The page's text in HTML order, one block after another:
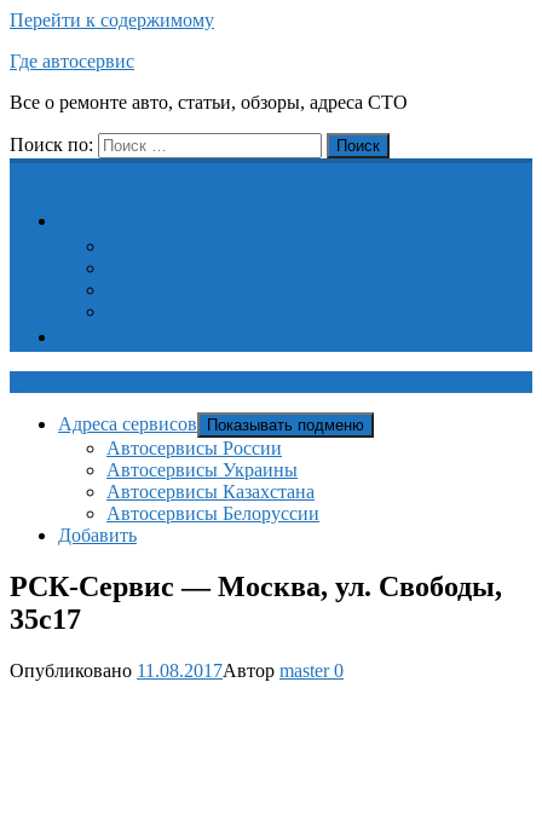
Перейти к содержимому
Где автосервис
Все о ремонте авто, статьи, обзоры, адреса СТО
Поиск по: Поиск
Адреса сервисов Показывать подменю
Автосервисы России
Автосервисы Украины
Автосервисы Казахстана
Автосервисы Белоруссии
Добавить
РСК-Сервис — Москва, ул. Свободы,
35с17
Опубликовано 11.08.2017Автор master0